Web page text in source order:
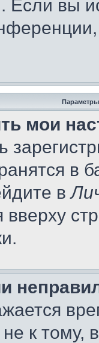
Если вы
Параметры
мои
в
в
вверху
к тому,